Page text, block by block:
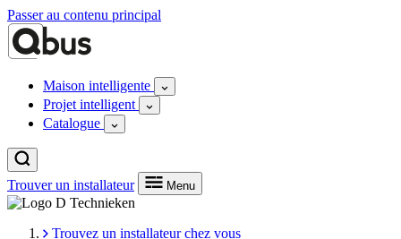
Passer au contenu principal
Maison intelligente
Projet intelligent
Catalogue
Trouver un installateur Menu
Trouvez un installateur chez vous